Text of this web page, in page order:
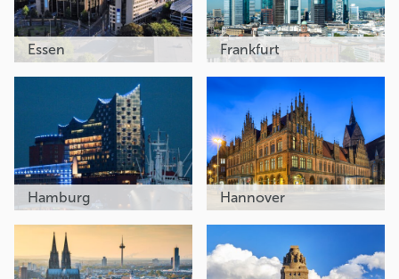
Essen Frankfurt
Hamburg Hannover